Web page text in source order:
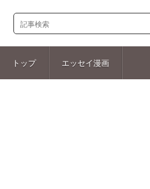
トップ エッセイ漫画